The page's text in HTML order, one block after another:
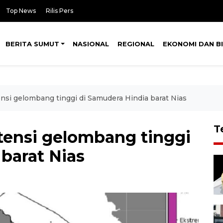
Top News Rilis Pers
BERITA SUMUT NASIONAL REGIONAL EKONOMI DAN
gelombang tinggi di Samudera Hindia barat Nias
gelombang tinggi
Nias